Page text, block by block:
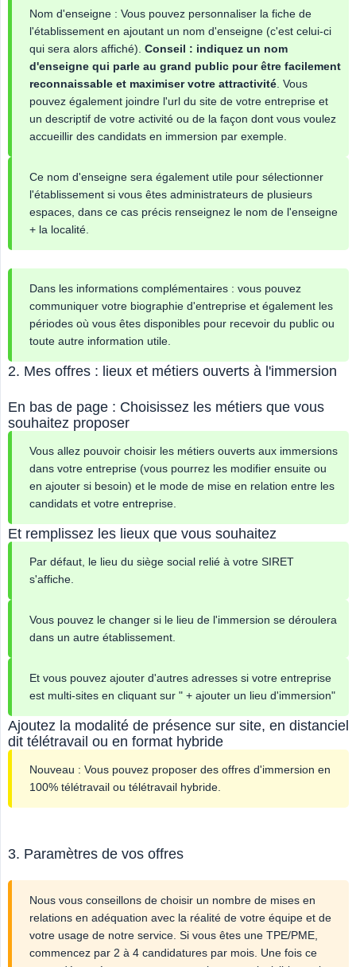
Nom d'enseigne : Vous pouvez personnaliser la fiche de
l'établissement en ajoutant un nom d'enseigne (c'est celui-ci
qui sera alors affiché). Conseil : indiquez un nom
d'enseigne qui parle au grand public pour être facilement
reconnaissable et maximiser votre attractivité. Vous
pouvez également joindre l'url du site de votre entreprise et
un descriptif de votre activité ou de la façon dont vous voulez
accueillir des candidats en immersion par exemple.
Ce nom d'enseigne sera également utile pour sélectionner
l'établissement si vous êtes administrateurs de plusieurs
espaces, dans ce cas précis renseignez le nom de l'enseigne
+ la localité.
Dans les informations complémentaires : vous pouvez
communiquer votre biographie d'entreprise et également les
périodes où vous êtes disponibles pour recevoir du public ou
toute autre information utile.
2. Mes offres : lieux et métiers ouverts à l'immersion
En bas de page : Choisissez les métiers que vous
souhaitez proposer
Vous allez pouvoir choisir les métiers ouverts aux immersions
dans votre entreprise (vous pourrez les modifier ensuite ou
en ajouter si besoin) et le mode de mise en relation entre les
candidats et votre entreprise.
Et remplissez les lieux que vous souhaitez
Par défaut, le lieu du siège social relié à votre SIRET
s'affiche.
Vous pouvez le changer si le lieu de l'immersion se déroulera
dans un autre établissement.
Et vous pouvez ajouter d'autres adresses si votre entreprise
est multi-sites en cliquant sur " + ajouter un lieu d'immersion"
Ajoutez la modalité de présence sur site, en distanciel
dit télétravail ou en format hybride
Nouveau : Vous pouvez proposer des offres d'immersion en
100% télétravail ou télétravail hybride.
3. Paramètres de vos offres
Nous vous conseillons de choisir un nombre de mises en
relations en adéquation avec la réalité de votre équipe et de
votre usage de notre service. Si vous êtes une TPE/PME,
commencez par 2 à 4 candidatures par mois. Une fois ce